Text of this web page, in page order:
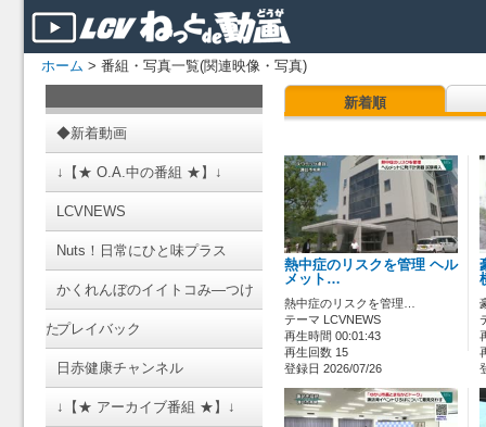
ホーム > 番組・写真一覧(関連映像・写真)
◆新着動画
↓【★ O.A.中の番組 ★】↓
LCVNEWS
Nuts！日常にひと味プラス
かくれんぼのイイトコみ―つけ
たプレイバック
日赤健康チャンネル
↓【★ アーカイブ番組 ★】↓
新着順
熱中症のリスクを管理 ヘル
メット…
熱中症のリスクを管理…
テーマ LCVNEWS
再生時間 00:01:43
再生回数 15
登録日 2026/07/26